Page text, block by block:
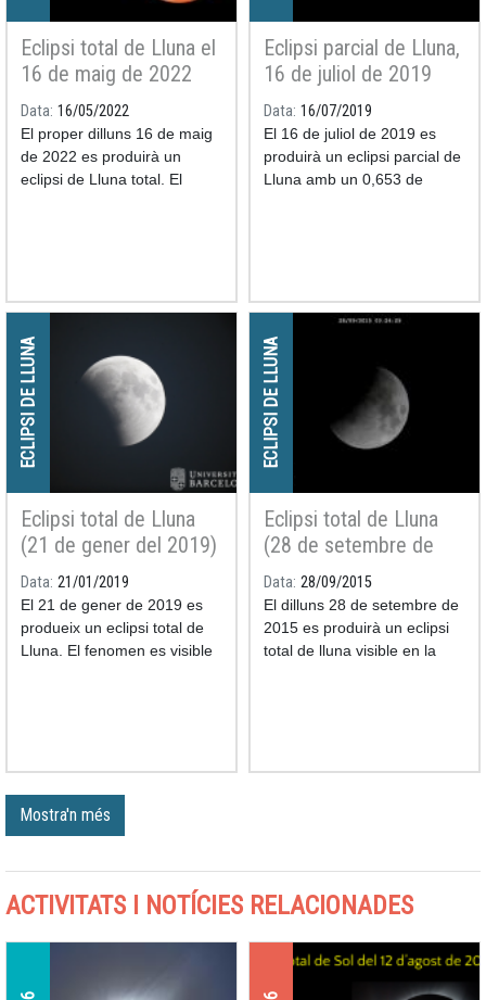
Eclipsi total de Lluna el
16 de maig de 2022
Data 16/05/2022
El proper dilluns 16 de maig
de 2022 es produirà un
eclipsi de Lluna total. El
Eclipsi parcial de Lluna,
16 de juliol de 2019
Data 16/07/2019
El 16 de juliol de 2019 es
produirà un eclipsi parcial de
Lluna amb un 0,653 de
les 02:17 del dia 17 hora
oficial (00:17 TU).
ECLIPSI DE LLUNA
Eclipsi total de Lluna
(21 de gener del 2019)
Data 21/01/2019
El 21 de gener de 2019 es
produeix un eclipsi total de
Lluna. El fenomen es visible
ECLIPSI DE LLUNA
Eclipsi total de Lluna
(28 de setembre de
2015)
Data 28/09/2015
El dilluns 28 de setembre de
2015 es produirà un eclipsi
total de lluna visible en la
Mostra'n més
ACTIVITATS I NOTÍCIES RELACIONADES